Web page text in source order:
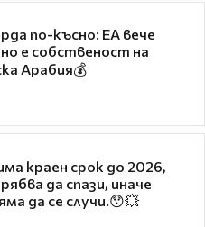
по-късно: EA вече
е собственост на
Арабия💰
краен срок до 2026,
да спази, иначе
да се случи.😯💥